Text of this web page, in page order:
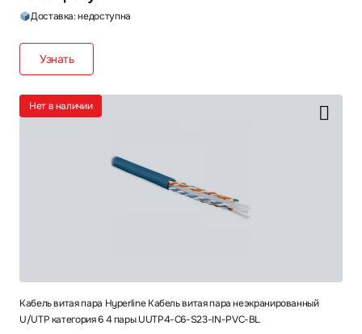
Доставка: недоступна
Узнать
Кабель витая пара Hyperline Кабель витая пара неэкранированный
U/UTP категория 6 4 пары UUTP4-C6-S23-IN-PVC-BL
Нет в наличии